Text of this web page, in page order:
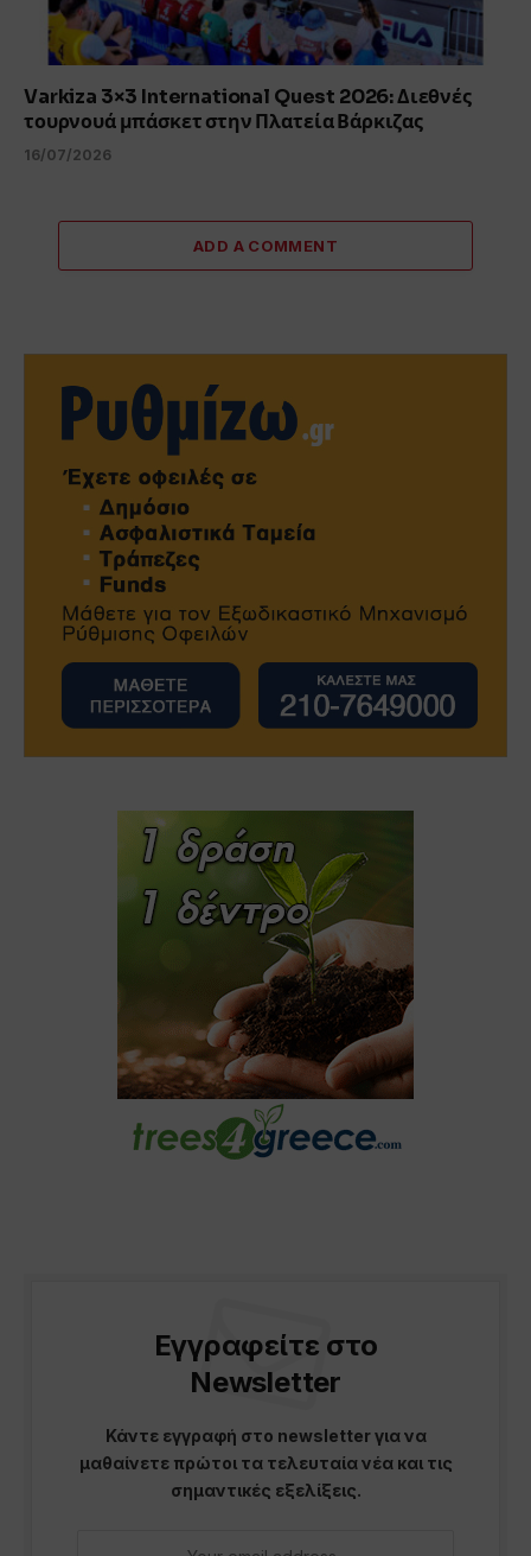
Varkiza 3×3 International Quest 2026: Διεθνές
τουρνουά μπάσκετ στην Πλατεία Βάρκιζας
16/07/2026
ADD A COMMENT
Εγγραφείτε στο
Newsletter
Κάντε εγγραφή στο newsletter για να
μαθαίνετε πρώτοι τα τελευταία νέα και τις
σημαντικές εξελίξεις.